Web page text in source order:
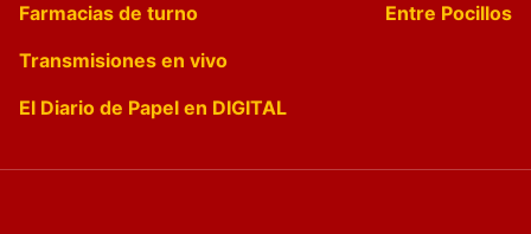
Farmacias de turno
Entre Pocillos
Transmisiones en vivo
El Diario de Papel en DIGITAL